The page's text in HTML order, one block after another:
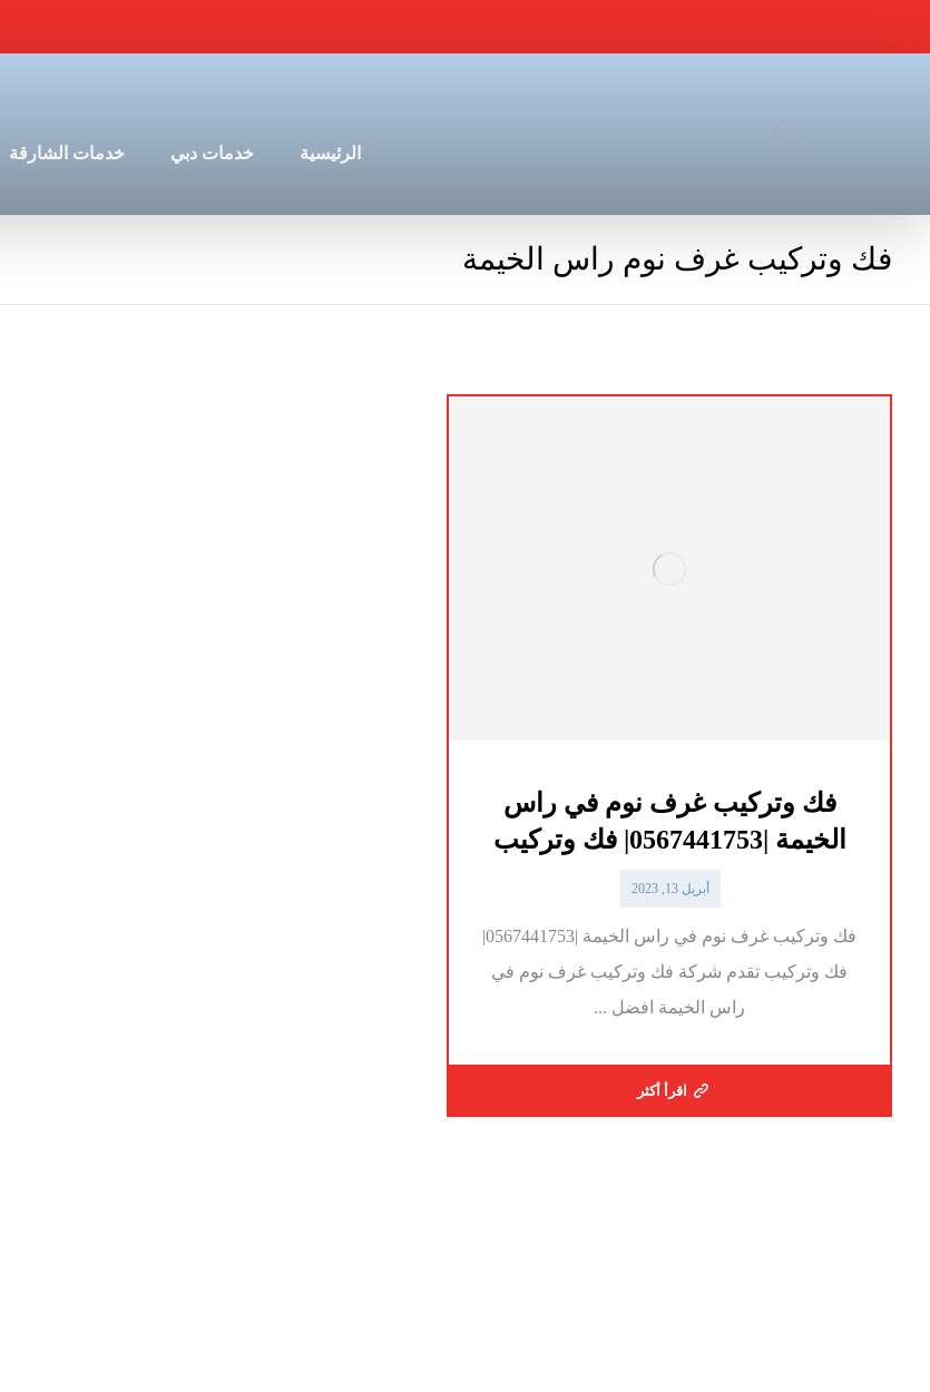
الرئيسية خدمات دبي خدمات الشارقة
فك وتركيب غرف نوم راس الخيمة
فك وتركيب غرف نوم في راس
الخيمة |0567441753| فك وتركيب
أبريل 13, 2023
فك وتركيب غرف نوم في راس الخيمة |0567441753|
فك وتركيب تقدم شركة فك وتركيب غرف نوم في
راس الخيمة افضل ...
اقرأ أكثر